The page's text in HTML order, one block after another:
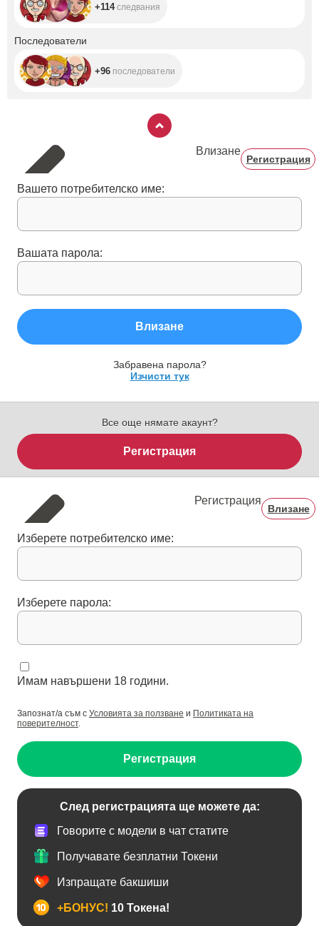
+114следвания
Последователи
+96 последователи
Влизане
Регистрация
Вашето потребителско име:
Вашата парола:
Влизане
Забравена парола?
Изчисти тук
Все още нямате акаунт?
Регистрация
Регистрация
Влизане
Изберете потребителско име:
Изберете парола:
Имам навършени 18 години.
Запознат/а съм с Условията за ползване и Политиката на
поверителност.
Регистрация
След регистрацията ще можете да:
Говорите с модели в чат статите
Получавате безплатни Токени
Изпращате бакшиши
+БОНУС! 10 Токена!